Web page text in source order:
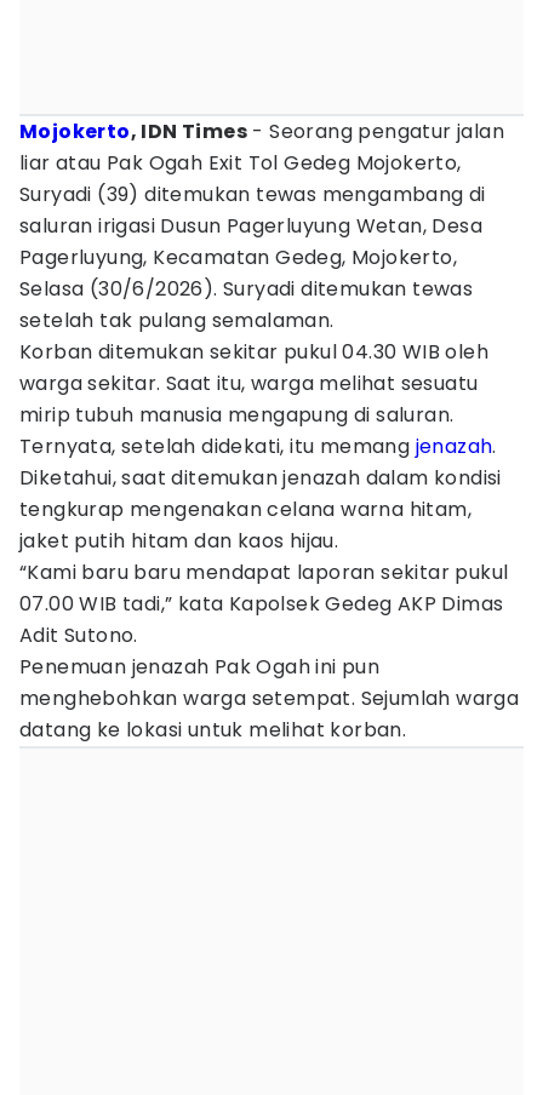
Mojokerto, IDN Times - Seorang pengatur jalan
liar atau Pak Ogah Exit Tol Gedeg Mojokerto,
Suryadi (39) ditemukan tewas mengambang di
saluran irigasi Dusun Pagerluyung Wetan, Desa
Pagerluyung, Kecamatan Gedeg, Mojokerto,
Selasa (30/6/2026). Suryadi ditemukan tewas
setelah tak pulang semalaman.
Korban ditemukan sekitar pukul 04.30 WIB oleh
warga sekitar. Saat itu, warga melihat sesuatu
mirip tubuh manusia mengapung di saluran.
Ternyata, setelah didekati, itu memang jenazah.
Diketahui, saat ditemukan jenazah dalam kondisi
tengkurap mengenakan celana warna hitam,
jaket putih hitam dan kaos hijau.
“Kami baru baru mendapat laporan sekitar pukul
07.00 WIB tadi,” kata Kapolsek Gedeg AKP Dimas
Adit Sutono.
Penemuan jenazah Pak Ogah ini pun
menghebohkan warga setempat. Sejumlah warga
datang ke lokasi untuk melihat korban.